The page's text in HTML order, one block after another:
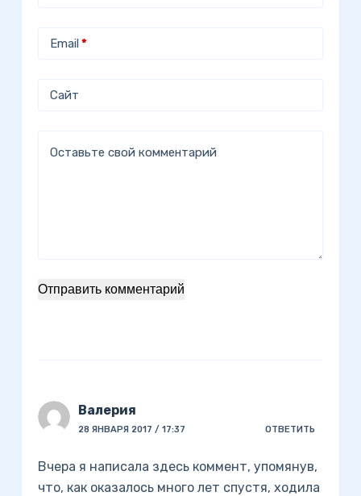
Email*
Сайт
Оставьте свой комментарий
Отправить комментарий
Валерия
28 ЯНВАРЯ 2017 / 17:37 ОТВЕТИТЬ
Вчера я написала здесь коммент, упомянув,
что, как оказалось много лет спустя, ходила